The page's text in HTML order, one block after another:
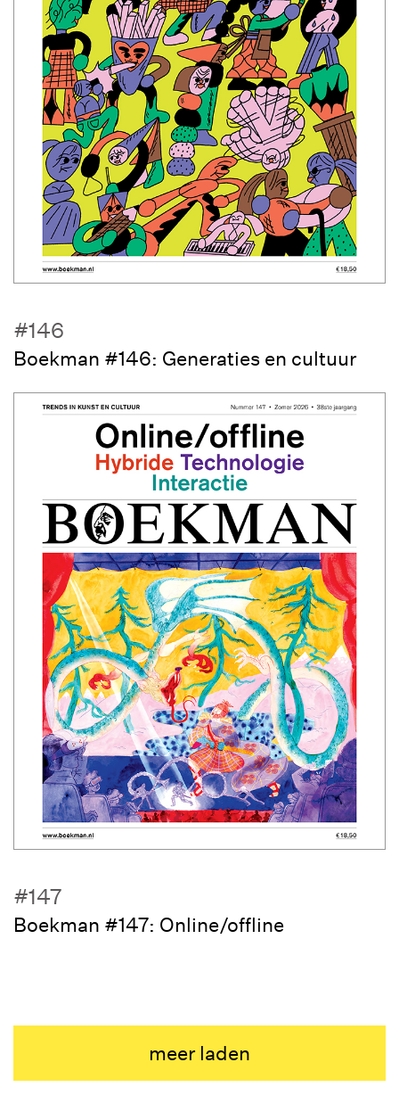
Boekman #146: Generaties en cultuur
#146
Boekman #147: Online/offline
#147
meer laden